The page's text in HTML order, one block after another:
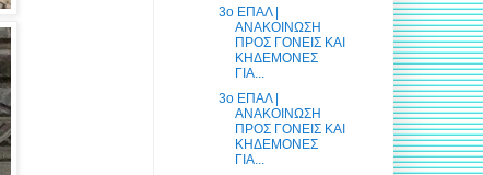
3ο ΕΠΑΛ |
ΑΝΑΚΟΙΝΩΣΗ
ΠΡΟΣ ΓΟΝΕΙΣ ΚΑΙ
ΚΗΔΕΜΟΝΕΣ
ΓΙΑ...
3ο ΕΠΑΛ |
ΑΝΑΚΟΙΝΩΣΗ
ΠΡΟΣ ΓΟΝΕΙΣ ΚΑΙ
ΚΗΔΕΜΟΝΕΣ
ΓΙΑ...